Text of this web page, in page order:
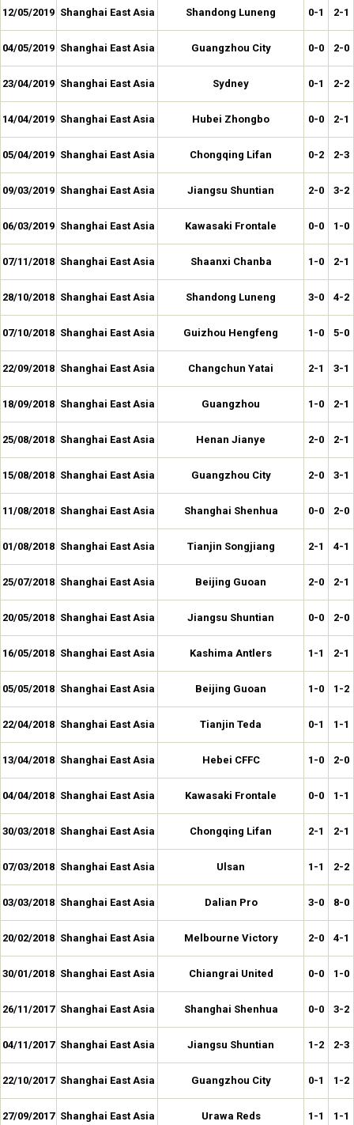
12/05/2019 Shanghai East Asia Shandong Luneng 0-1 2-1
04/05/2019 Shanghai East Asia Guangzhou City 0-0 2-0
23/04/2019 Shanghai East Asia Sydney 0-1 2-2
14/04/2019 Shanghai East Asia Hubei Zhongbo 0-0 2-1
05/04/2019 Shanghai East Asia Chongqing Lifan 0-2 2-3
09/03/2019 Shanghai East Asia Jiangsu Shuntian 2-0 3-2
06/03/2019 Shanghai East Asia Kawasaki Frontale 0-0 1-0
07/11/2018 Shanghai East Asia Shaanxi Chanba 1-0 2-1
28/10/2018 Shanghai East Asia Shandong Luneng 3-0 4-2
07/10/2018 Shanghai East Asia Guizhou Hengfeng 1-0 5-0
22/09/2018 Shanghai East Asia Changchun Yatai 2-1 3-1
18/09/2018 Shanghai East Asia Guangzhou 1-0 2-1
25/08/2018 Shanghai East Asia Henan Jianye 2-0 2-1
15/08/2018 Shanghai East Asia Guangzhou City 2-0 3-1
11/08/2018 Shanghai East Asia Shanghai Shenhua 0-0 2-0
01/08/2018 Shanghai East Asia Tianjin Songjiang 2-1 4-1
25/07/2018 Shanghai East Asia Beijing Guoan 2-0 2-1
20/05/2018 Shanghai East Asia Jiangsu Shuntian 0-0 2-0
16/05/2018 Shanghai East Asia Kashima Antlers 1-1 2-1
05/05/2018 Shanghai East Asia Beijing Guoan 1-0 1-2
22/04/2018 Shanghai East Asia Tianjin Teda 0-1 1-1
13/04/2018 Shanghai East Asia Hebei CFFC 1-0 2-0
04/04/2018 Shanghai East Asia Kawasaki Frontale 0-0 1-1
30/03/2018 Shanghai East Asia Chongqing Lifan 2-1 2-1
07/03/2018 Shanghai East Asia Ulsan 1-1 2-2
03/03/2018 Shanghai East Asia Dalian Pro 3-0 8-0
20/02/2018 Shanghai East Asia Melbourne Victory 2-0 4-1
30/01/2018 Shanghai East Asia Chiangrai United 0-0 1-0
26/11/2017 Shanghai East Asia Shanghai Shenhua 0-0 3-2
04/11/2017 Shanghai East Asia Jiangsu Shuntian 1-2 2-3
22/10/2017 Shanghai East Asia Guangzhou City 0-1 1-2
27/09/2017 Shanghai East Asia Urawa Reds 1-1 1-1